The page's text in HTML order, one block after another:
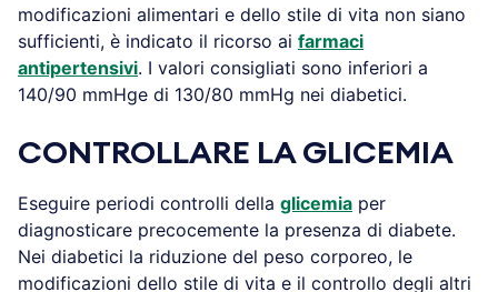
modificazioni alimentari e dello stile di vita non siano
sufficienti, è indicato il ricorso ai farmaci
antipertensivi. I valori consigliati sono inferiori a
140/90 mmHge di 130/80 mmHg nei diabetici.
CONTROLLARE LA GLICEMIA
Eseguire periodi controlli della glicemia per
diagnosticare precocemente la presenza di diabete.
Nei diabetici la riduzione del peso corporeo, le
modificazioni dello stile di vita e il controllo degli altri